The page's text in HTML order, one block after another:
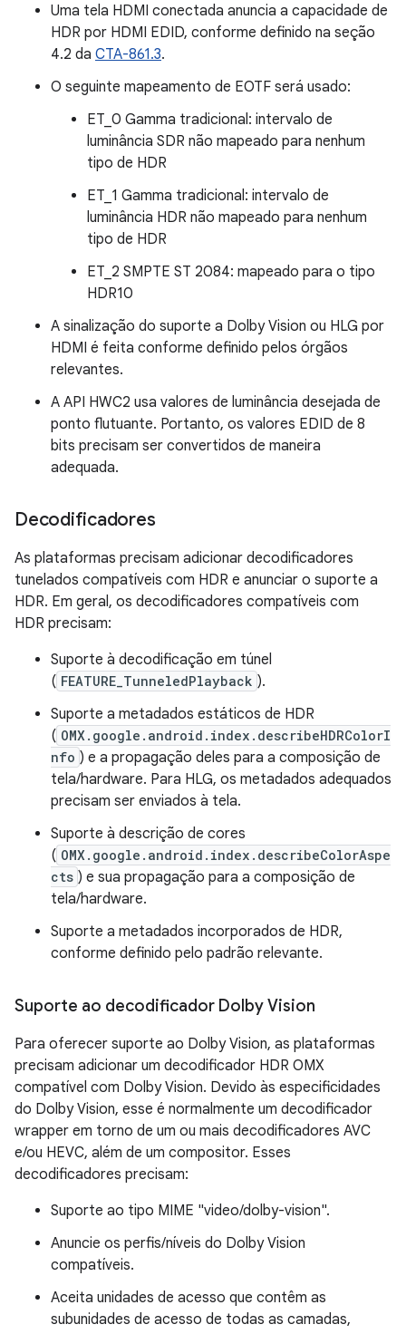
Uma tela HDMI conectada anuncia a capacidade de
HDR por HDMI EDID, conforme definido na seção
4.2 da CTA-861.3.
O seguinte mapeamento de EOTF será usado:
ET_0 Gamma tradicional: intervalo de
luminância SDR não mapeado para nenhum
tipo de HDR
ET_1 Gamma tradicional: intervalo de
luminância HDR não mapeado para nenhum
tipo de HDR
ET_2 SMPTE ST 2084: mapeado para o tipo
HDR10
A sinalização do suporte a Dolby Vision ou HLG por
HDMI é feita conforme definido pelos órgãos
relevantes.
A API HWC2 usa valores de luminância desejada de
ponto flutuante. Portanto, os valores EDID de 8
bits precisam ser convertidos de maneira
adequada.
Decodificadores
As plataformas precisam adicionar decodificadores
tunelados compatíveis com HDR e anunciar o suporte a
HDR. Em geral, os decodificadores compatíveis com
HDR precisam:
Suporte à decodificação em túnel
( FEATURE_TunneledPlayback ).
Suporte a metadados estáticos de HDR
( OMX.google.android.index.describeHDRColorI
nfo ) e a propagação deles para a composição de
tela/hardware. Para HLG, os metadados adequados
precisam ser enviados à tela.
Suporte à descrição de cores
( OMX.google.android.index.describeColorAspe
cts ) e sua propagação para a composição de
tela/hardware.
Suporte a metadados incorporados de HDR,
conforme definido pelo padrão relevante.
Suporte ao decodificador Dolby Vision
Para oferecer suporte ao Dolby Vision, as plataformas
precisam adicionar um decodificador HDR OMX
compatível com Dolby Vision. Devido às especificidades
do Dolby Vision, esse é normalmente um decodificador
wrapper em torno de um ou mais decodificadores AVC
e/ou HEVC, além de um compositor. Esses
decodificadores precisam:
Suporte ao tipo MIME "video/dolby-vision".
Anuncie os perfis/níveis do Dolby Vision
compatíveis.
Aceita unidades de acesso que contêm as
subunidades de acesso de todas as camadas,